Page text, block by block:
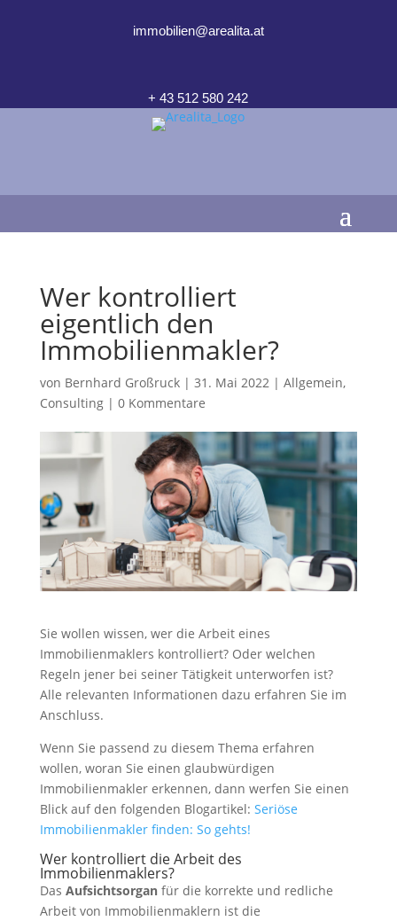
immobilien@arealita.at
+ 43 512 580 242
Wer kontrolliert
eigentlich den
Immobilienmakler?
von Bernhard Großruck| 31. Mai 2022| Allgemein,
Consulting| 0 Kommentare
Sie wollen wissen, wer die Arbeit eines
Immobilienmaklers kontrolliert? Oder welchen
Regeln jener bei seiner Tätigkeit unterworfen ist?
Alle relevanten Informationen dazu erfahren Sie im
Anschluss.
Wenn Sie passend zu diesem Thema erfahren
wollen, woran Sie einen glaubwürdigen
Immobilienmakler erkennen, dann werfen Sie einen
Blick auf den folgenden Blogartikel: Seriöse
Immobilienmakler finden: So gehts!
Wer kontrolliert die Arbeit des
Immobilienmaklers?
Das Aufsichtsorganfür die korrekte und redliche
Arbeit von Immobilienmaklern ist die